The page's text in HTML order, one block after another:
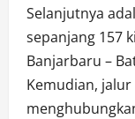
Selanjutnya
sepanjang 157
Banjarbaru –
Kemudian,